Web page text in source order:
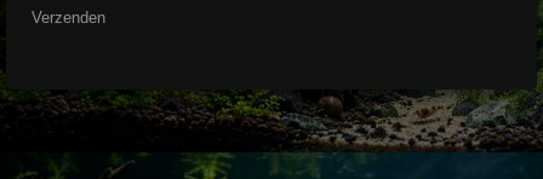
Verzenden